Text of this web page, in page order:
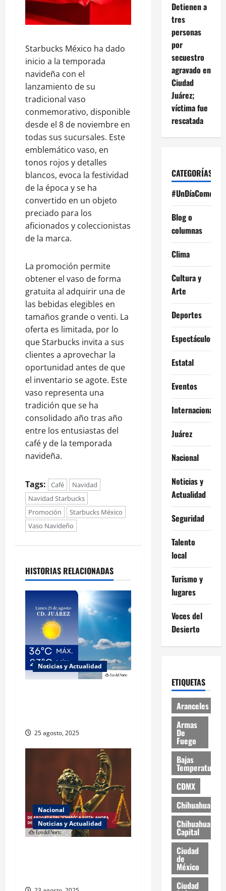
Starbucks México ha dado
inicio a la temporada
navideña con el
lanzamiento de su
tradicional vaso
conmemorativo, disponible
desde el 8 de noviembre en
todas sus sucursales. Este
emblemático vaso, en
tonos rojos y detalles
blancos, evoca la festividad
de la época y se ha
convertido en un objeto
preciado para los
aficionados y coleccionistas
de la marca.
La promoción permite
obtener el vaso de forma
gratuita al adquirir una de
las bebidas elegibles en
tamaños grande o venti. La
oferta es limitada, por lo
que Starbucks invita a sus
clientes a aprovechar la
oportunidad antes de que
el inventario se agote. Este
vaso representa una
tradición que se ha
consolidado año tras año
entre los entusiastas del
café y de la temporada
navideña.
Tags: Café
Navidad
Navidad Starbucks
Promoción
Starbucks México
Vaso Navideño
HISTORIAS RELACIONADAS
Noticias y Actualidad
25 agosto, 2025
Nacional
Noticias y Actualidad
Detienen a
tres
personas
por
secuestro
agravado en
Ciudad
Juárez;
víctima fue
rescatada
CATEGORÍAS
#UnDíaComoHoy
Blog o
columnas
Clima
Cultura y
Arte
Deportes
Espectáculos
Estatal
Eventos
Internacional
Juárez
Nacional
Noticias y
Actualidad
Seguridad
Talento
local
Turismo y
lugares
Voces del
Desierto
ETIQUETAS
Aranceles
Armas
De
Fuego
Bajas
Temperaturas
CDMX
Chihuahua
Chihuahua
Capital
Ciudad
de
México
Ciudad